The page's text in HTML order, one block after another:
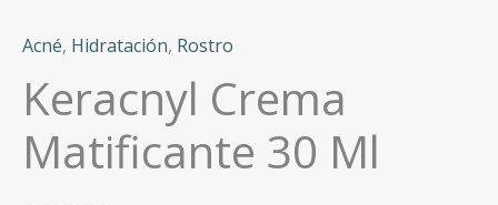
Acné, Hidratación, Rostro
Keracnyl Crema
Matificante 30 Ml